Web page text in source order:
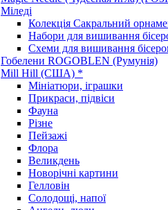
Міледі
Колекція Сакральний
Набори для вишивання
Схеми для вишивання
Гобелени ROGOBLEN (Румунія)
Mill Hill (США) *
Мініатюри, іграшки
Прикраси, підвіси
Фауна
Різне
Пейзажі
Флора
Великдень
Новорічні картини
Гелловін
Солодощі, напої